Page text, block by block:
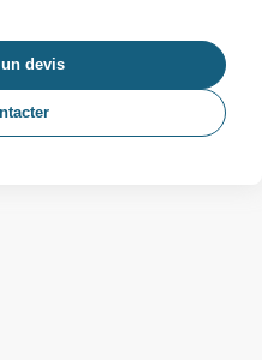
un devis